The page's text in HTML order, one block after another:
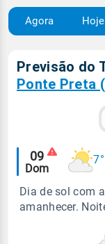
Agora Hoje
Previsão do
Ponte Preta
Alertas
09
Dom
7°
Dia de sol com
amanhecer.